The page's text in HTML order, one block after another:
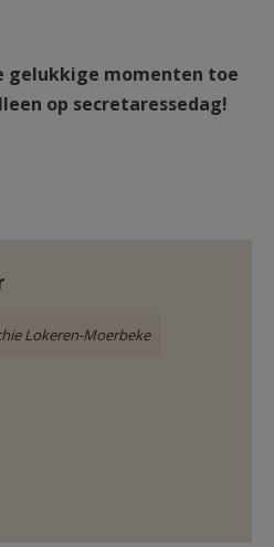
gelukkige momenten toe
op secretaressedag!
Lokeren-Moerbeke